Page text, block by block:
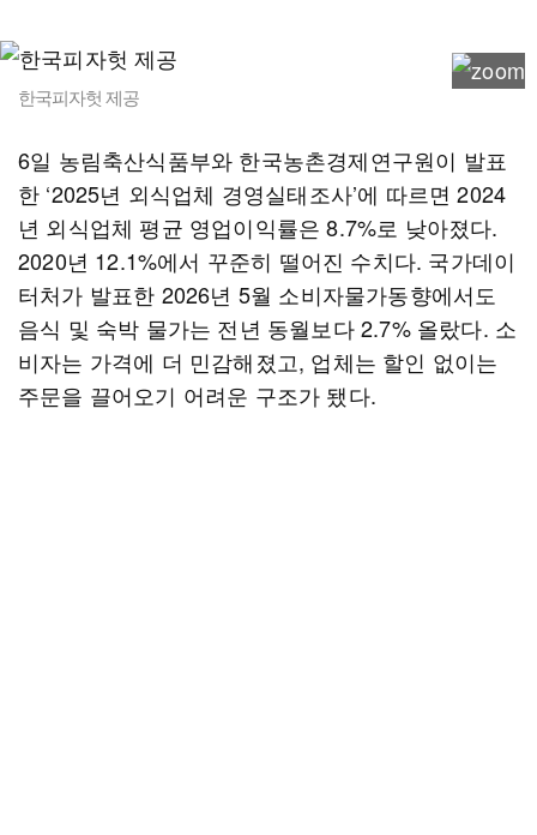
한국피자헛 제공
6일 농림축산식품부와 한국농촌경제연구원이 발표
한 ‘2025년 외식업체 경영실태조사’에 따르면 2024
년 외식업체 평균 영업이익률은 8.7%로 낮아졌다.
2020년 12.1%에서 꾸준히 떨어진 수치다. 국가데이
터처가 발표한 2026년 5월 소비자물가동향에서도
음식 및 숙박 물가는 전년 동월보다 2.7% 올랐다. 소
비자는 가격에 더 민감해졌고, 업체는 할인 없이는
주문을 끌어오기 어려운 구조가 됐다.